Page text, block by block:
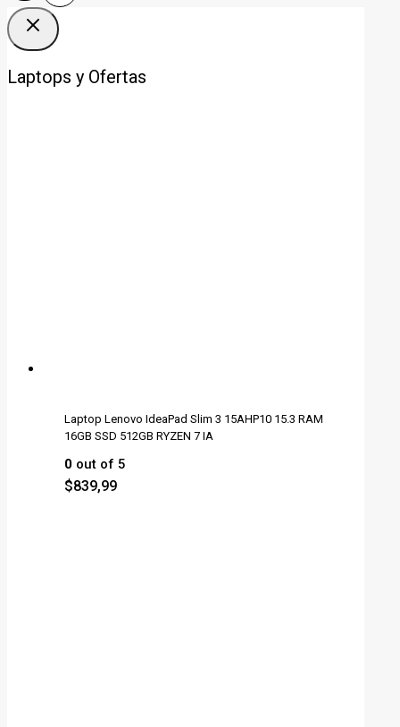
Laptops y Ofertas
Laptop Lenovo IdeaPad Slim 3 15AHP10 15.3 RAM
16GB SSD 512GB RYZEN 7 IA
0 out of 5
$839,99